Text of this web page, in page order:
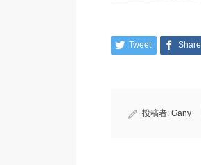
Tweet Share
投稿者: Gany